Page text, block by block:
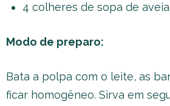
4 colheres de sopa de aveia.
Modo de preparo:
Bata a polpa com o leite, as
ficar homogêneo. Sirva em